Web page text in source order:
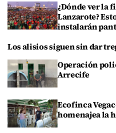
¿Dónde ver la
Lanzarote?
instalarán
Los alisios siguen sin dar
Operación
Arrecife
Ecofinca
homenajea la